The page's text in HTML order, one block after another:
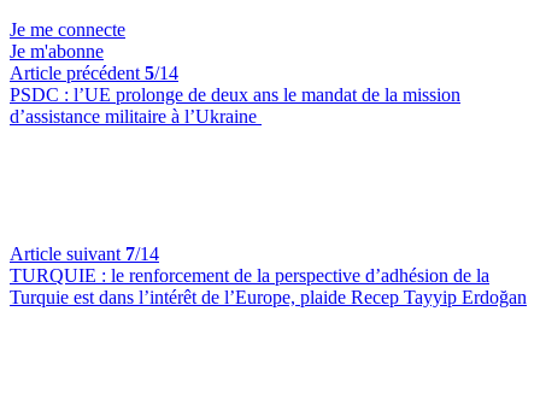
Je me connecte
Je m'abonne
Article précédent 5/14
PSDC : l’UE prolonge de deux ans le mandat de la mission
d’assistance militaire à l’Ukraine
Article suivant 7/14
TURQUIE : le renforcement de la perspective d’adhésion de la
Turquie est dans l’intérêt de l’Europe, plaide Recep Tayyip Erdoğan